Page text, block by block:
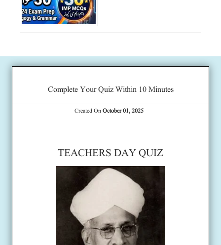
Complete Your Quiz Within 10 Minutes
Created OnOctober 01, 2025
TEACHERS DAY QUIZ